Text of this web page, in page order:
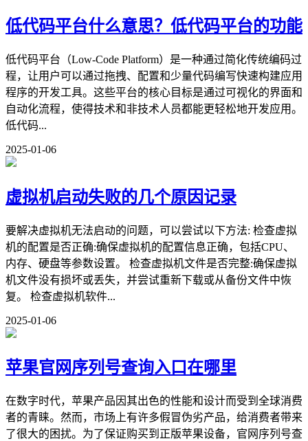
低代码平台什么意思？低代码平台的功能
低代码平台（Low-Code Platform）是一种通过简化传统编码过
程，让用户可以通过拖拽、配置和少量代码编写快速构建应用
程序的开发工具。这些平台的核心目标是通过可视化的界面和
自动化流程，使得技术和非技术人员都能更轻松地开发应用。
低代码...
2025-01-06
虚拟机启动失败的几个原因记录
要解决虚拟机无法启动的问题，可以尝试以下方法: 检查虚拟
机的配置是否正确:确保虚拟机的配置信息正确，包括CPU、
内存、硬盘等参数设置。 检查虚拟机文件是否完整:确保虚拟
机文件没有损坏或丢失，并尝试重新下载或从备份文件中恢
复。 检查虚拟机软件...
2025-01-06
苹果官网序列号查询入口在哪里
在数字时代，苹果产品因其出色的性能和设计而受到全球消费
者的青睐。然而，市场上有许多假冒伪劣产品，给消费者带来
了很大的困扰。为了保证购买到正版苹果设备，官网序列号查